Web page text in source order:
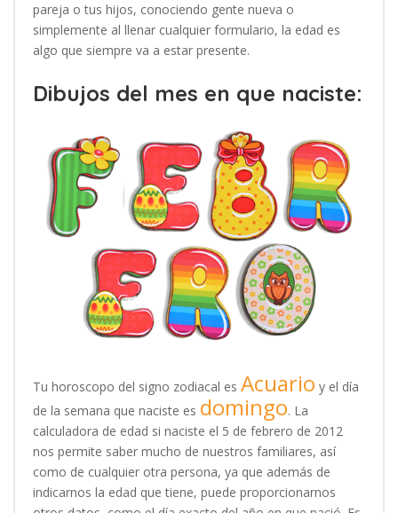
pareja o tus hijos, conociendo gente nueva o
simplemente al llenar cualquier formulario, la edad es
algo que siempre va a estar presente.
Dibujos del mes en que naciste:
Tu horoscopo del signo zodiacal es Acuario y el día
de la semana que naciste es domingo. La
calculadora de edad si naciste el 5 de febrero de 2012
nos permite saber mucho de nuestros familiares, así
como de cualquier otra persona, ya que además de
indicarnos la edad que tiene, puede proporcionarnos